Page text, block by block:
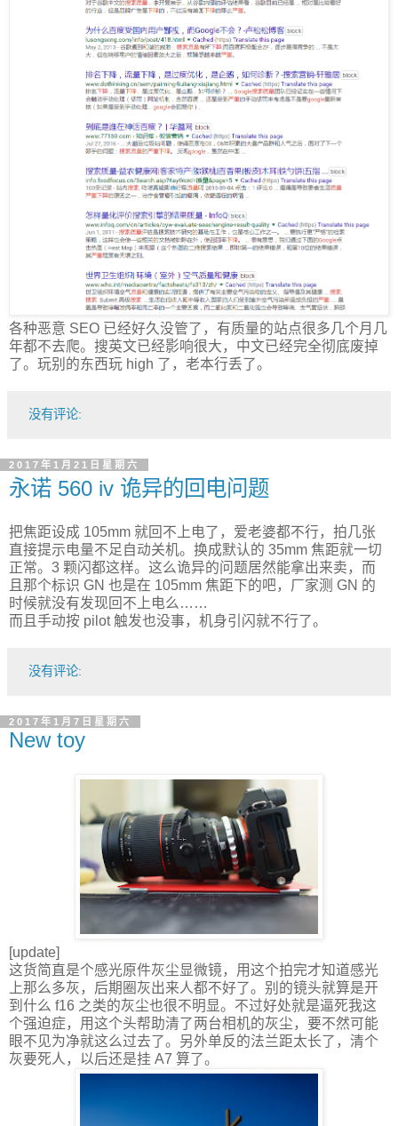
各种恶意 SEO 已经好久没管了，有质量的站点很多几个月几
年都不去爬。搜英文已经影响很大，中文已经完全彻底废掉
了。玩别的东西玩 high 了，老本行丢了。
没有评论:
2017年1月21日星期六
永诺 560 iv 诡异的回电问题
把焦距设成 105mm 就回不上电了，爱老婆都不行，拍几张
直接提示电量不足自动关机。换成默认的 35mm 焦距就一切
正常。3 颗闪都这样。这么诡异的问题居然能拿出来卖，而
且那个标识 GN 也是在 105mm 焦距下的吧，厂家测 GN 的
时候就没有发现回不上电么……
而且手动按 pilot 触发也没事，机身引闪就不行了。
没有评论:
2017年1月7日星期六
New toy
[update]
这货简直是个感光原件灰尘显微镜，用这个拍完才知道感光
上那么多灰，后期圈灰出来人都不好了。别的镜头就算是开
到什么 f16 之类的灰尘也很不明显。不过好处就是逼死我这
个强迫症，用这个头帮助清了两台相机的灰尘，要不然可能
眼不见为净就这么过去了。另外单反的法兰距太长了，清个
灰要死人，以后还是挂 A7 算了。